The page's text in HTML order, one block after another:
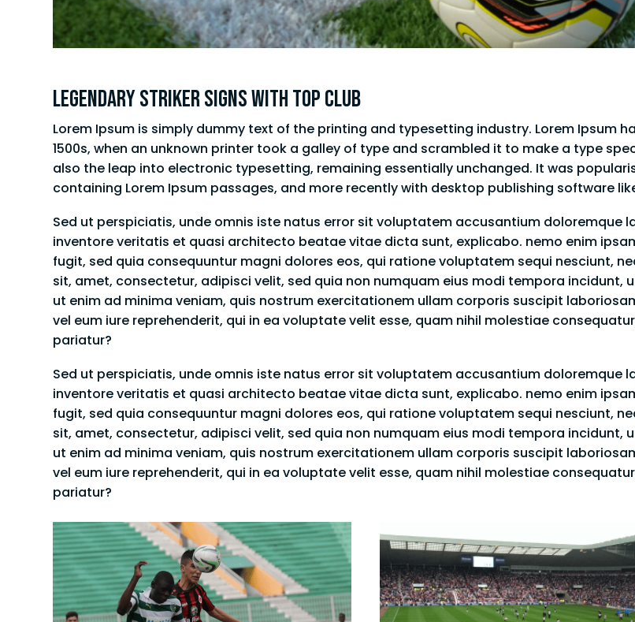
Legendary Striker Signs with Top Club
Lorem Ipsum is simply dummy text of the printing and typesetting industry. Lorem Ipsum
1500s, when an unknown printer took a galley of type and scrambled it to make a type
also the leap into electronic typesetting, remaining essentially unchanged. It was
containing Lorem Ipsum passages, and more recently with desktop publishing software
Sed ut perspiciatis, unde omnis iste natus error sit voluptatem accusantium doloremque
inventore veritatis et quasi architecto beatae vitae dicta sunt, explicabo. nemo enim
fugit, sed quia consequuntur magni dolores eos, qui ratione voluptatem sequi nesciunt,
sit, amet, consectetur, adipisci velit, sed quia non numquam eius modi tempora
ut enim ad minima veniam, quis nostrum exercitationem ullam corporis suscipit
vel eum iure reprehenderit, qui in ea voluptate velit esse, quam nihil molestiae
pariatur?
Sed ut perspiciatis, unde omnis iste natus error sit voluptatem accusantium doloremque
inventore veritatis et quasi architecto beatae vitae dicta sunt, explicabo. nemo enim
fugit, sed quia consequuntur magni dolores eos, qui ratione voluptatem sequi nesciunt,
sit, amet, consectetur, adipisci velit, sed quia non numquam eius modi tempora
ut enim ad minima veniam, quis nostrum exercitationem ullam corporis suscipit
vel eum iure reprehenderit, qui in ea voluptate velit esse, quam nihil molestiae
pariatur?